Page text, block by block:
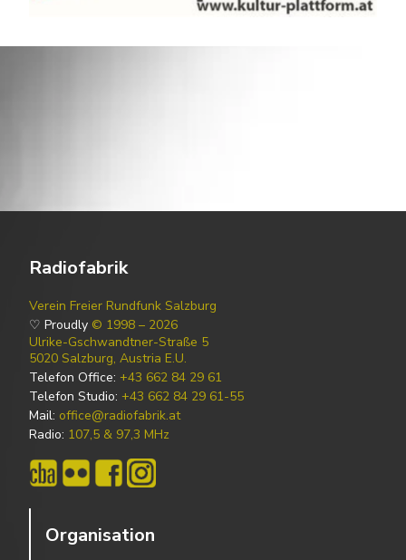
Radiofabrik
Verein Freier Rundfunk Salzburg
♡ Proudly © 1998 – 2026
Ulrike-Gschwandtner-Straße 5
5020 Salzburg, Austria E.U.
Telefon Office: +43 662 84 29 61
Telefon Studio: +43 662 84 29 61-55
Mail: office@radiofabrik.at
Radio: 107,5 & 97,3 MHz
Organisation